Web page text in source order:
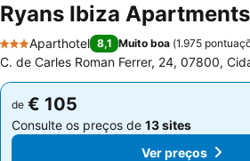
Ryans Ibiza Apartments
3 Estrelas
Aparthotel 8,1 Muito boa (1.975
C. de Carles Roman Ferrer, 24, 07800,
de € 105
Consulte os preços de 13 sites
Ver preços
de € 105
Consulte os preços de 13 sites
Ver preços